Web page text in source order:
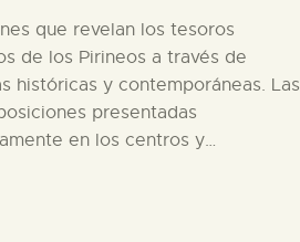
que revelan los tesoros
de los Pirineos a través de
históricas y contemporáneas. Las
presentadas
en los centros y…